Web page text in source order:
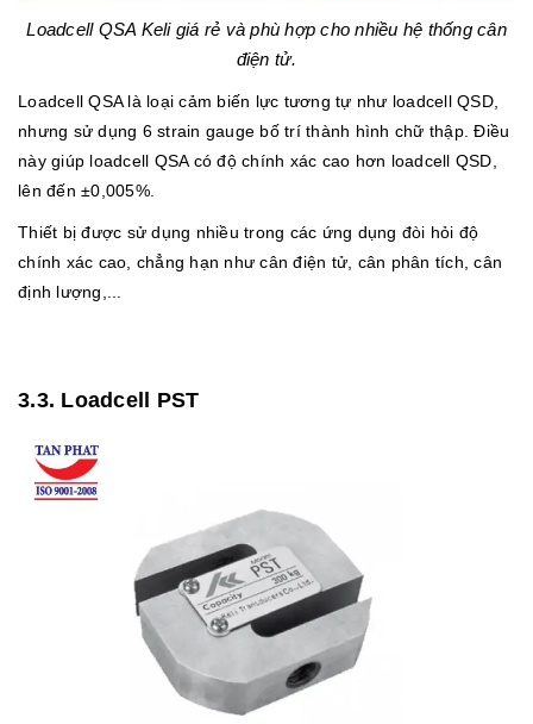
Loadcell QSA Keli giá rẻ và phù hợp cho nhiều hệ thống cân
điện tử.
Loadcell QSA là loại cảm biến lực tương tự như loadcell QSD,
nhưng sử dụng 6 strain gauge bố trí thành hình chữ thập. Điều
này giúp loadcell QSA có độ chính xác cao hơn loadcell QSD,
lên đến ±0,005%.
Thiết bị được sử dụng nhiều trong các ứng dụng đòi hỏi độ
chính xác cao, chẳng hạn như cân điện tử, cân phân tích, cân
định lượng,...
3.3. Loadcell PST